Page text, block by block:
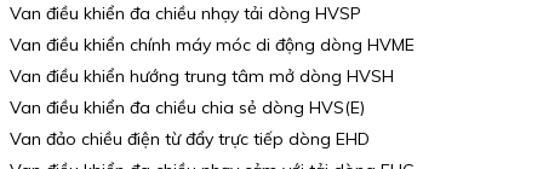
Van điều khiển đa chiều nhạy tải dòng HVSP
Van điều khiển chính máy móc di động dòng HVME
Van điều khiển hướng trung tâm mở dòng HVSH
Van điều khiển đa chiều chia sẻ dòng HVS(E)
Van đảo chiều điện từ đẩy trực tiếp dòng EHD